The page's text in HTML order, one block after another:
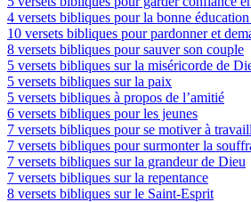
4 versets bibliques pour la bonne
10 versets bibliques pour pardonner et
8 versets bibliques pour sauver son couple
5 versets bibliques sur la miséricorde de
5 versets bibliques sur la paix
5 versets bibliques à propos de l’amitié
6 versets bibliques pour les jeunes
7 versets bibliques pour se motiver à
7 versets bibliques pour surmonter la
7 versets bibliques sur la grandeur de Dieu
7 versets bibliques sur la repentance
8 versets bibliques sur le Saint-Esprit